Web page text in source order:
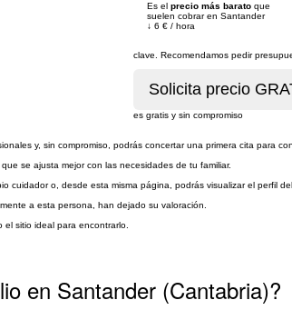
Es el precio más barato que
suelen cobrar en Santander
↓ 6 € / hora
clave. Recomendamos pedir
es gratis y sin compromiso
y, sin compromiso, podrás concertar una primera cita para
se ajusta mejor con las necesidades de tu familiar.
cuidador o, desde esta misma página, podrás visualizar el perfil
a esta persona, han dejado su valoración.
el sitio ideal para encontrarlo.
en Santander (Cantabria)?